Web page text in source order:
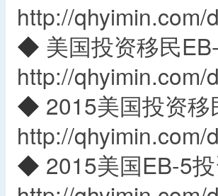
http://qhyimin.com/
◆ 美国投资移民
http://qhyimin.com/
◆ 2015美国投资
http://qhyimin.com/
◆ 2015美国EB-5